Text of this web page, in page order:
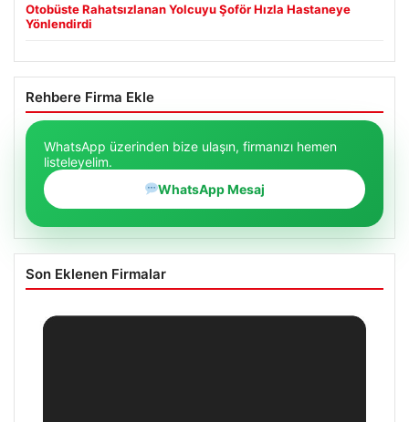
Otobüste Rahatsızlanan Yolcuyu Şoför Hızla Hastaneye
Yönlendirdi
Rehbere Firma Ekle
WhatsApp üzerinden bize ulaşın, firmanızı hemen
listeleyelim.
WhatsApp Mesaj
Son Eklenen Firmalar